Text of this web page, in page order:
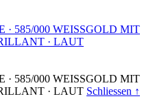
· 585/000 WEISSGOLD MIT
· LAUT
· 585/000 WEISSGOLD MIT
· LAUT Schliessen ↑